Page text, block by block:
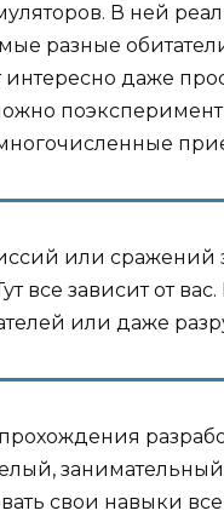
В ней
разные
даже
или сражений
все зависит от
или даже
свои навыки